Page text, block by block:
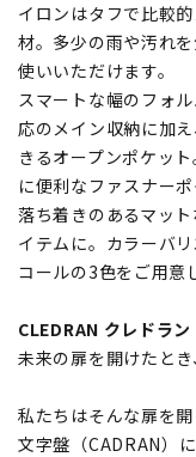
イロンはタフで比較
材。多少の雨や汚れ
使いいただけます。
スマートな幅のフォ
応のメイン収納に加
きるオープンポケッ
に便利なファスナーポ
落ち着きのあるマッ
イテムに。カラーバ
コールの3色をご用意
CLEDRAN クレドラン
未来の扉を開けたと
私たちはそんな扉を開
文字盤（CADRAN）